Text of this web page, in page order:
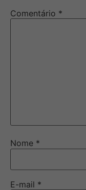
Comentário *
Nome *
E-mail *